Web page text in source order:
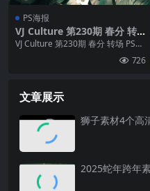
PS海报
VJ Culture 第230期 春分 转
场 PSD海报
VJ Culture 第230期 春分 转场 PSD
726
文章展示
狮子素材4个高
2025蛇年跨年